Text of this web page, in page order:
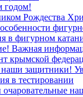
Рождества
в фигурном
Важная
крымской
наши защитники!
в тестировании